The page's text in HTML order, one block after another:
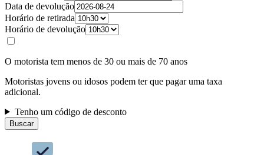
Data de devolução
Horário de retirada
Horário de devolução
O motorista tem menos de 30 ou mais de 70 anos
Motoristas jovens ou idosos podem ter que pagar uma taxa
adicional.
Tenho um código de desconto
Buscar